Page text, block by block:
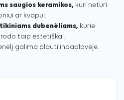
saugios keramikos, kuri neturi
ar kvapui.
dubenėliams, kurie
taip estetiškai.
galima plauti indaplovėje.